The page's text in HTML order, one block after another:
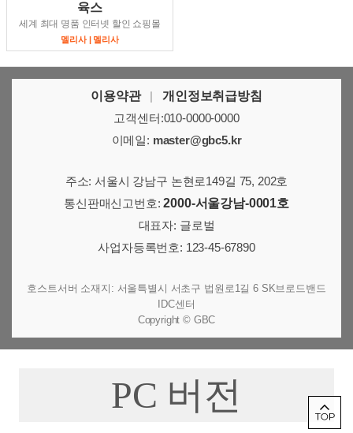
육스
세계 최대 명품 인터넷 할인 쇼핑몰
멜리사 | 멜리사
이용약관 |
개인정보취급방침
고객센터:010-0000-0000
이메일: master@gbc5.kr
주소: 서울시 강남구 논현로149길 75, 202호
통신판매신고번호:2000-서울강남-0001호
대표자: 글로벌
사업자등록번호: 123-45-67890
호스트서버 소재지: 서울특별시 서초구 법원로1길 6 SK브로드밴드
IDC센터
Copyright © GBC
PC 버전